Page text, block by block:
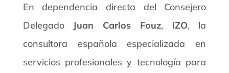
En dependencia directa del Consejero
Delegado Juan Carlos Fouz, IZO, la
consultora española especializada en
servicios profesionales y tecnología para